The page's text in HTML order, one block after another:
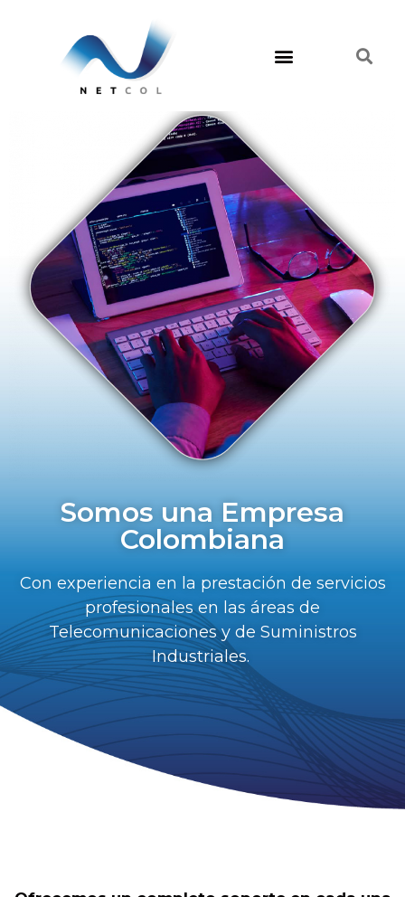
Somos una Empresa
Colombiana
Con experiencia en la prestación de servicios
profesionales en las áreas de
Telecomunicaciones y de Suministros
Industriales.